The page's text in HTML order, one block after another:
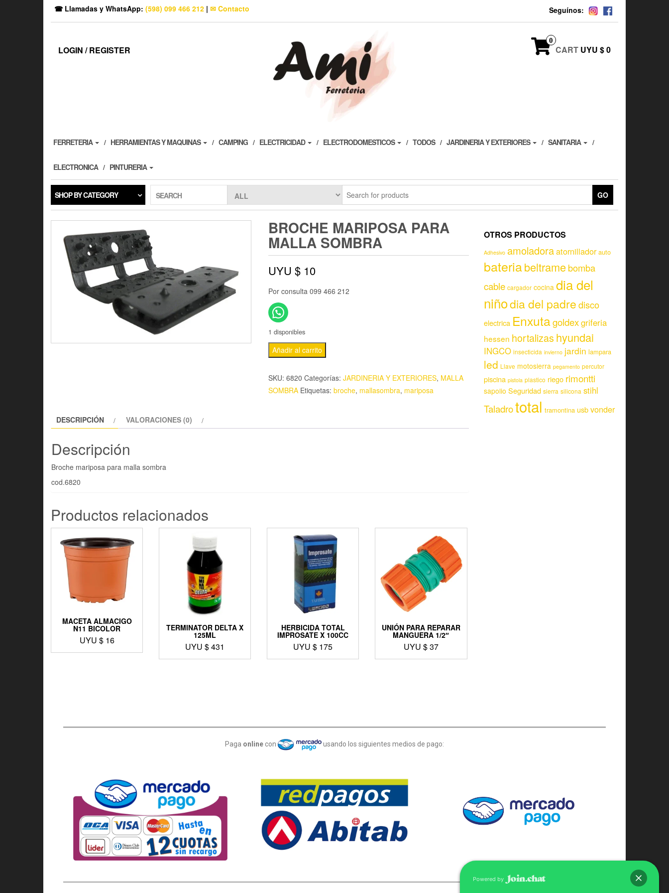
☎ Llamadas y WhatsApp: (598) 099 466 212 | ✉ Contacto Seguínos:
LOGIN / REGISTER
0
CART UYU $ 0
FERRETERIA HERRAMIENTAS Y MAQUINAS CAMPING ELECTRICIDAD ELECTRODOMESTICOS TODOS JARDINERIA Y EXTERIORES SANITARIA
ELECTRONICA PINTURERIA
SHOP BY CATEGORY SEARCH GO
BROCHE MARIPOSA PARA
MALLA SOMBRA
UYU $ 10
Por consulta 099 466 212
1 disponibles
Añadir al carrito
SKU: 6820 Categorías: JARDINERIA Y EXTERIORES, MALLA
SOMBRA Etiquetas: broche, mallasombra, mariposa
DESCRIPCIÓN VALORACIONES (0)
Descripción
Broche mariposa para malla sombra
cod.6820
Productos relacionados
MACETA ALMACIGO
N11 BICOLOR
UYU $ 16
TERMINATOR DELTA X
125ML
UYU $431
HERBICIDA TOTAL
IMPROSATE X 100CC
UYU $ 175
UNIÓN PARA REPARAR
MANGUERA 1/2″
UYU $37
OTROS PRODUCTOS
Adhesivo amoladoraatornillador auto
bateriabeltramebomba
cable cargador cocina dia del
niñodia del padredisco
electrica Enxutagoldexgriferia
hessen hortalizas hyundai
INGCO insecticida invierno jardin lampara
led Llave motosierra pegamento percutor
piscina pistola plastico riego rimontti
sapolio Seguridad sierra silicona stihl
Taladrototal tramontina usbvonder
Paga online con usando los siguientes medios de pago:
Powered by